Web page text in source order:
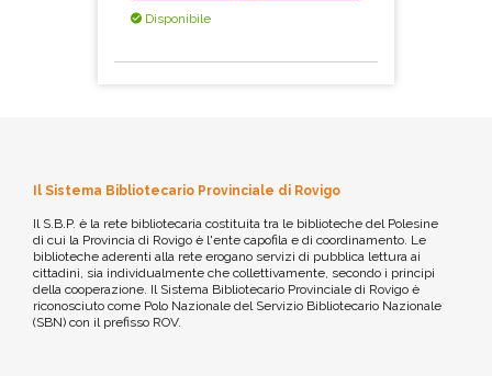
Disponibile
Il Sistema Bibliotecario Provinciale di Rovigo
Il S.B.P. è la rete bibliotecaria costituita tra le biblioteche del Polesine
di cui la Provincia di Rovigo è l'ente capofila e di coordinamento. Le
biblioteche aderenti alla rete erogano servizi di pubblica lettura ai
cittadini, sia individualmente che collettivamente, secondo i principi
della cooperazione. Il Sistema Bibliotecario Provinciale di Rovigo è
riconosciuto come Polo Nazionale del Servizio Bibliotecario Nazionale
(SBN) con il prefisso ROV.